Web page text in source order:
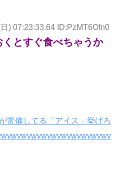
) 07:23:33.64 ID:PzMT6Ofn0
とすぐ食べちゃうか
常備してる「アイス」挙げろ